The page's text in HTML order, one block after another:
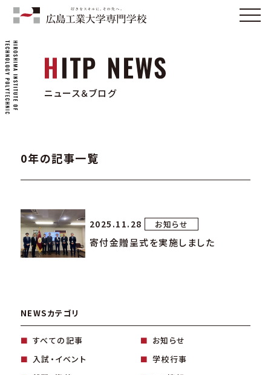
ニュース＆ブログ
0年の記事一覧
2025.11.28 お知らせ
寄付金贈呈式を実施しました
NEWSカテゴリ
すべての記事
お知らせ
入試・イベント
学校行事